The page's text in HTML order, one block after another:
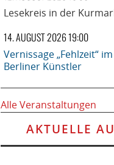
Lesekreis in der
14. AUGUST 2026 19:00
Vernissage „Fehlzeit“
Berliner Künstler
Alle Veranstaltungen
AKTUELLE